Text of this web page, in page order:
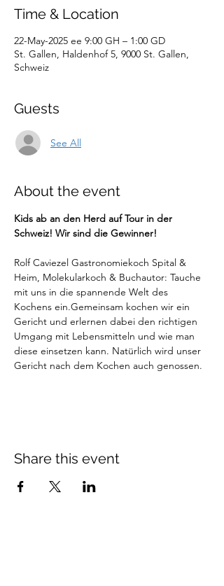
Time & Location
22-May-2025 ee 9:00 GH – 1:00 GD
St. Gallen, Haldenhof 5, 9000 St. Gallen,
Schweiz
Guests
See All
About the event
Kids ab an den Herd auf Tour in der
Schweiz! Wir sind die Gewinner!
Rolf Caviezel Gastronomiekoch Spital &
Heim, Molekularkoch & Buchautor: Tauche
mit uns in die spannende Welt des
Kochens ein.Gemeinsam kochen wir ein
Gericht und erlernen dabei den richtigen
Umgang mit Lebensmitteln und wie man
diese einsetzen kann. Natürlich wird unser
Gericht nach dem Kochen auch genossen.
Share this event